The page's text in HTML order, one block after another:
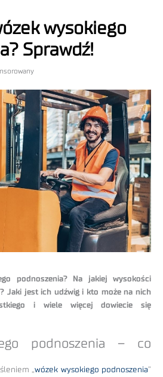
wysokiego
Sprawdź!
podnoszenia? Na jakiej wysokości
Jaki jest ich udźwig i kto może na nich
i wiele więcej dowiecie się
podnoszenia – co
„wózek wysokiego podnoszenia”